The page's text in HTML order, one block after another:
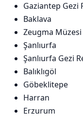
Gaziantep Gezi
Baklava
Zeugma Müzesi
Şanlıurfa
Şanlıurfa Gezi
Balıklıgöl
Göbeklitepe
Harran
Erzurum